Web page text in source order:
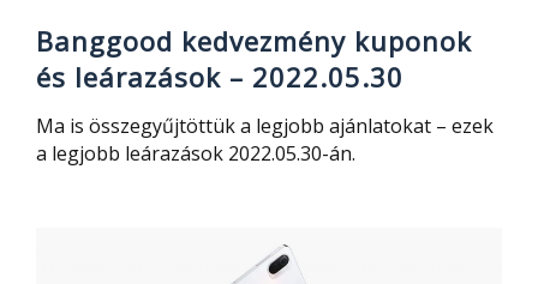
Banggood kedvezmény kuponok
és leárazások – 2022.05.30
Ma is összegyűjtöttük a legjobb ajánlatokat – ezek
a legjobb leárazások 2022.05.30-án.